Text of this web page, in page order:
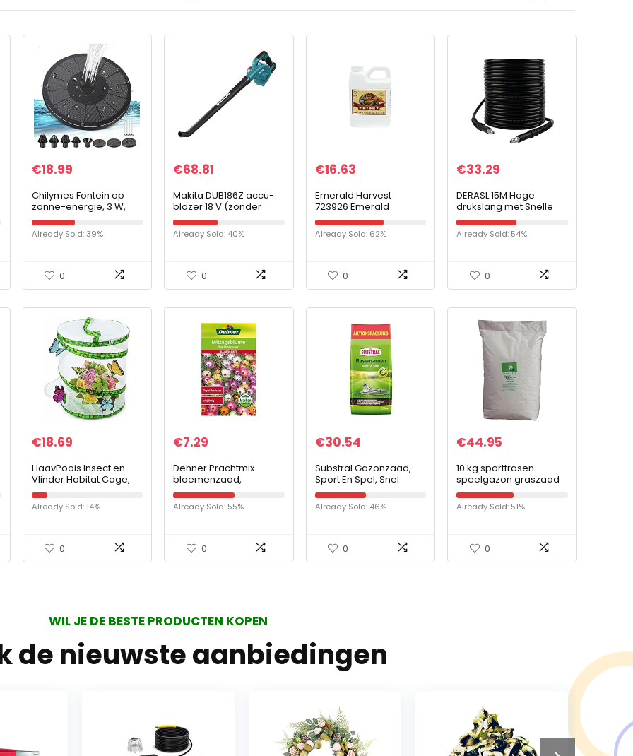
€18.99
Chilymes Fontein op
zonne-energie, 3 W,
fontein op zonne-
energie voor buiten,
met 7 fonteinstijlen,
Already Sold: 39%
0
€68.81
Makita DUB186Z accu-
blazer 18 V (zonder
accu, zonder oplader)
Already Sold: 40%
0
€16.63
Emerald Harvest
723926 Emerald
Goddess .250 liter
Already Sold: 62%
0
€33.29
DERASL 15M Hoge
drukslang met Snelle
Schakelaar Beide
Einden voor Bosch AQT
Hogedrukreinigers
Already Sold: 54%
0
€18.69
HaavPoois Insect en
Vlinder Habitat Cage,
2021 Nieuwe 14 Inch
Opvouwbare Insect
Mesh Kooi Pop Up
Already Sold: 14%
0
€7.29
Dehner Prachtmix
bloemenzaad,
lunchbloem, pak van 5
(5 x 0,8 g)
Already Sold: 55%
0
€30.54
Substral Gazonzaad,
Sport En Spel, Snel
Kiemend, Duurzaam
Graszaadmengsel, Met
Groene Kleuring, 5 Kg
Already Sold: 46%
0
€44.95
10 kg sporttrasen
speelgazon graszaad
gazonzaad gras
duurzaam ca. 300-400
m²
Already Sold: 51%
0
WIL JE DE BESTE PRODUCTEN KOPEN
de nieuwste aanbiedingen